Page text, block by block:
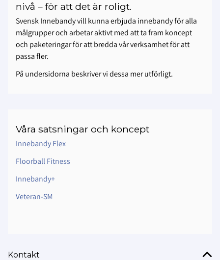
nivå – för att det är roligt.
Svensk Innebandy vill kunna erbjuda innebandy för alla
målgrupper och arbetar aktivt med att ta fram koncept
och paketeringar för att bredda vår verksamhet för att
passa fler.
På undersidorna beskriver vi dessa mer utförligt.
Våra satsningar och koncept
Innebandy Flex
Floorball Fitness
Innebandy+
Veteran-SM
Kontakt